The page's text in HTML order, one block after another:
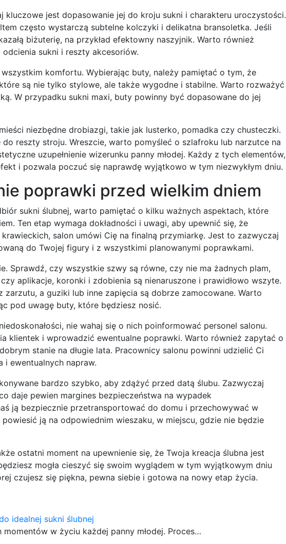
jest dopasowanie jej do kroju sukni i charakteru uroczystości.
często wystarczą subtelne kolczyki i delikatna bransoletka. Jeśli
biżuterię, na przykład efektowny naszyjnik. Warto również
sukni i reszty akcesoriów.
komfortu. Wybierając buty, należy pamiętać o tym, że
są nie tylko stylowe, ale także wygodne i stabilne. Warto rozważyć
W przypadku sukni maxi, buty powinny być dopasowane do jej
niezbędne drobiazgi, takie jak lusterko, pomadka czy chusteczki.
reszty stroju. Wreszcie, warto pomyśleć o szlafroku lub narzutce na
uzupełnienie wizerunku panny młodej. Każdy z tych elementów,
i pozwala poczuć się naprawdę wyjątkowo w tym niezwykłym dniu.
poprawki przed wielkim dniem
sukni ślubnej, warto pamiętać o kilku ważnych aspektach, które
Ten etap wymaga dokładności i uwagi, aby upewnić się, że
salon umówi Cię na finalną przymiarkę. Jest to zazwyczaj
do Twojej figury i z wszystkimi planowanymi poprawkami.
Sprawdź, czy wszystkie szwy są równe, czy nie ma żadnych plam,
aplikacje, koronki i zdobienia są nienaruszone i prawidłowo wszyte.
zarzutu, a guziki lub inne zapięcia są dobrze zamocowane. Warto
pod uwagę buty, które będziesz nosić.
nie wahaj się o nich poinformować personel salonu.
klientek i wprowadzić ewentualne poprawki. Warto również zapytać o
stanie na długie lata. Pracownicy salonu powinni udzielić Ci
ewentualnych napraw.
bardzo szybko, aby zdążyć przed datą ślubu. Zazwyczaj
daje pewien margines bezpieczeństwa na wypadek
ją bezpiecznie przetransportować do domu i przechowywać w
ją na odpowiednim wieszaku, w miejscu, gdzie nie będzie
ostatni moment na upewnienie się, że Twoja kreacja ślubna jest
mogła cieszyć się swoim wyglądem w tym wyjątkowym dniu
czujesz się piękna, pewna siebie i gotowa na nowy etap życia.
idealnej sukni ślubnej
w życiu każdej panny młodej. Proces…